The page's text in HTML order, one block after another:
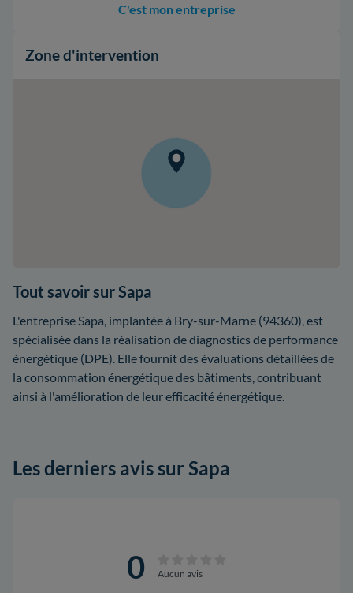
C'est mon entreprise
Zone d'intervention
Tout savoir sur Sapa
L'entreprise Sapa, implantée à Bry-sur-Marne (94360), est
spécialisée dans la réalisation de diagnostics de performance
énergétique (DPE). Elle fournit des évaluations détaillées de
la consommation énergétique des bâtiments, contribuant
ainsi à l'amélioration de leur efficacité énergétique.
Les derniers avis sur Sapa
0 Aucun avis